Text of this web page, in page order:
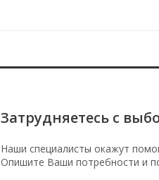
Затрудняетесь с
Наши специалисты окажут
Опишите Ваши потребности и